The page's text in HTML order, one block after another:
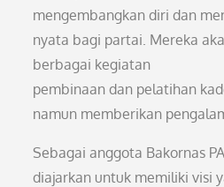
mengembangkan diri dan
nyata bagi partai. Mereka
berbagai kegiatan
pembinaan dan pelatihan
namun memberikan
Sebagai anggota Bakornas
diajarkan untuk memiliki visi